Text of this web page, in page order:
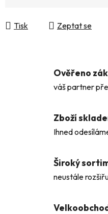
Tisk Zeptat se
Ověřeno
váš partner
Zboží
Ihned
Široký
neustále